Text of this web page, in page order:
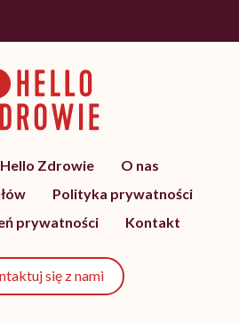
Zdrowie
O nas
Polityka prywatności
prywatności
Kontakt
się z nami